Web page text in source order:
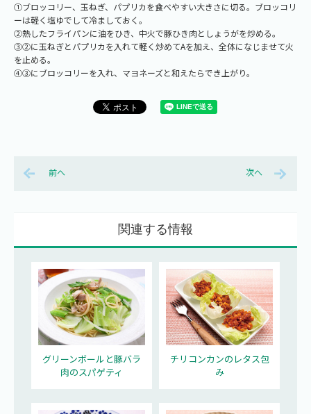
①ブロッコリー、玉ねぎ、パプリカを食べやすい大きさに切る。ブロッコリ
ーは軽く塩ゆでして冷ましておく。
②熱したフライパンに油をひき、中火で豚ひき肉としょうがを炒める。
③②に玉ねぎとパプリカを入れて軽く炒めてAを加え、全体になじませて火
を止める。
④③にブロッコリーを入れ、マヨネーズと和えたらでき上がり。
前へ 次へ
関連する情報
グリーンボールと豚バラ
肉のスパゲティ
チリコンカンのレタス包
み